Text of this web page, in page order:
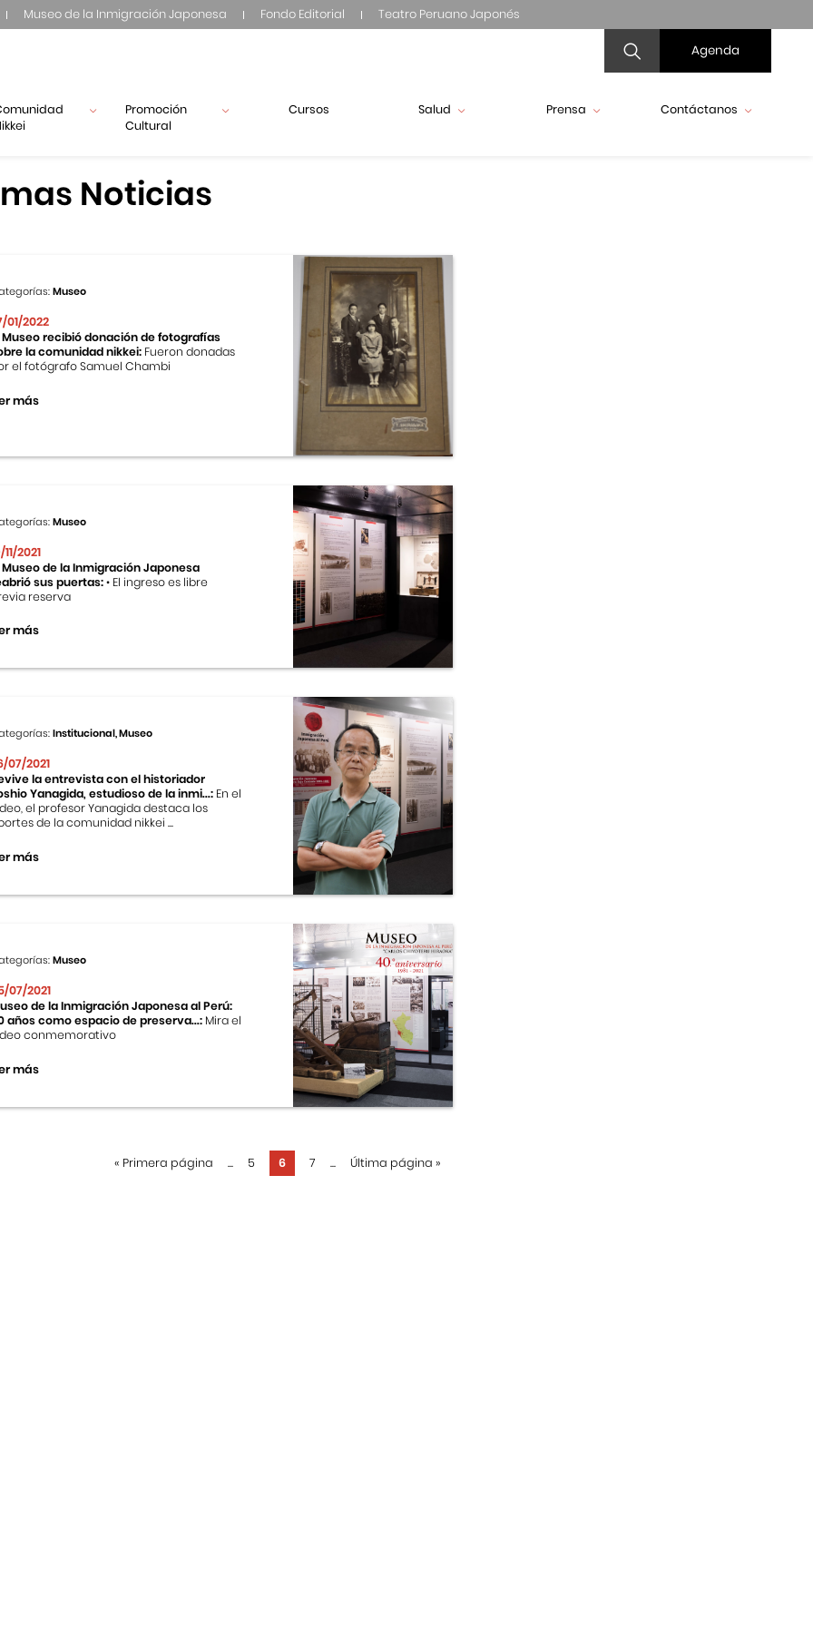
Museo de la Inmigración Japonesa Fondo Editorial Teatro Peruano Japonés
Agenda
Promoción
Cultural
Cursos Salud Prensa Contáctanos
Noticias
Museo
01/2022
Museo recibió donación de fotografías
la comunidad nikkei: Fueron donadas
el fotógrafo Samuel Chambi
más
Museo
11/2021
Museo de la Inmigración Japonesa
sus puertas:• El ingreso es libre
reserva
más
Institucional, Museo
07/2021
la entrevista con el historiador
Yanagida, estudioso de la inmi...: En el
el profesor Yanagida destaca los
de la comunidad nikkei ...
más
Museo
07/2021
de la Inmigración Japonesa al Perú:
años como espacio de preserva...: Mira el
conmemorativo
más
« Primera página ... 5 6 7 ... Última página »